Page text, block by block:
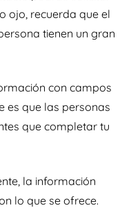
ojo, recuerda que el
tienen un gran
con campos
es que las personas
que completar tu
la información
lo que se ofrece.